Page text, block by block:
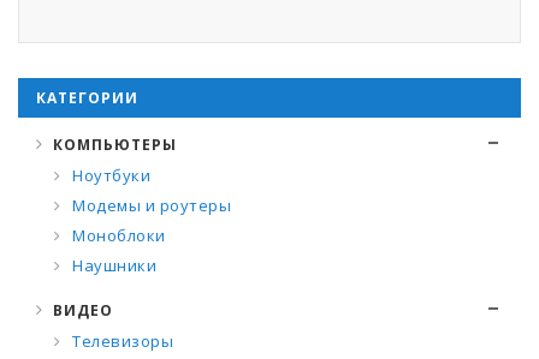
КАТЕГОРИИ
КОМПЬЮТЕРЫ
Ноутбуки
Модемы и роутеры
Моноблоки
Наушники
ВИДЕО
Телевизоры